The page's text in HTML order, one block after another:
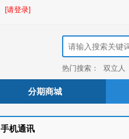
[请登录]
热门搜索： 双立人
分期商城
手机通讯